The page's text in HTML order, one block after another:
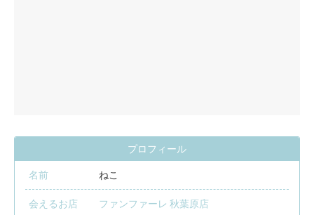
プロフィール
名前 ねこ
会えるお店 ファンファーレ 秋葉原店